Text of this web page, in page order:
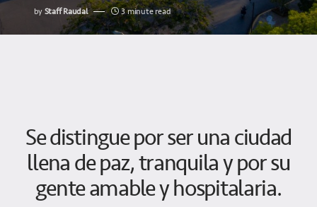
byStaff Raudal 3 minute read
Se distingue por ser una ciudad
llena de paz, tranquila y por su
gente amable y hospitalaria.